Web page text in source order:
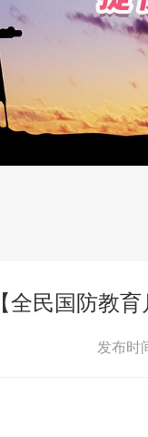
【全民国防教
发布时